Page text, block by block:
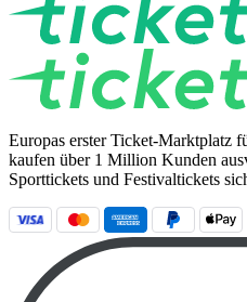
Europas erster Ticket-Marktplatz
kaufen über 1 Million Kunden
Sporttickets und Festivaltickets